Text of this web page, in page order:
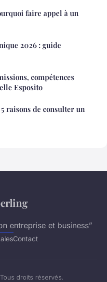
faire appel à un
2026 : guide
compétences
Esposito
raisons de consulter un
entreprise et business”
Contact
droits réservés.